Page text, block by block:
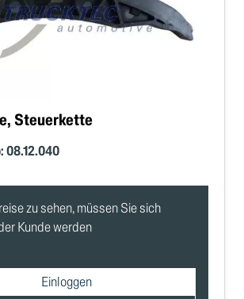
Steuerkette
08.12.040
zu sehen, müssen Sie sich
Kunde werden
Einloggen